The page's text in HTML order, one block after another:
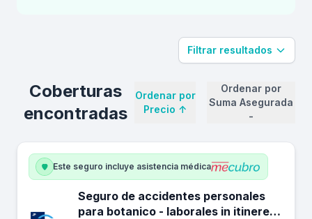
Filtrar resultados
Coberturas
encontradas
Ordenar por
Precio ↑
Ordenar por
Suma Asegurada
-
Este seguro incluye asistencia médica
Seguro de accidentes personales
para botanico - laborales in itinere